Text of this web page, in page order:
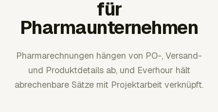
für
Pharmaunternehmen
Pharmarechnungen hängen von PO-, Versand-
und Produktdetails ab, und Everhour hält
abrechenbare Sätze mit Projektarbeit verknüpft.